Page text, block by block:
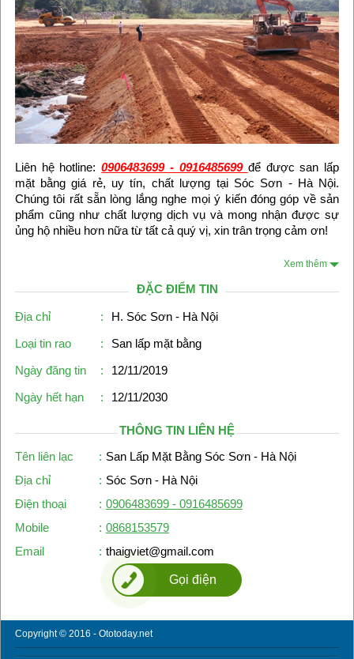
Liên hệ hotline:0906483699 - 0916485699 để được san lấp
mặt bằng giá rẻ, uy tín, chất lượng tại Sóc Sơn - Hà Nội.
Chúng tôi rất sẵn lòng lắng nghe mọi ý kiến đóng góp về sản
phẩm cũng như chất lượng dịch vụ và mong nhận được sự
ủng hộ nhiều hơn nữa từ tất cả quý vị, xin trân trọng cảm ơn!
Xem thêm
ĐẶC ĐIỂM TIN
Địa chỉ :
H. Sóc Sơn - Hà Nội
Loại tin rao
:
San lấp mặt bằng
Ngày đăng tin
:
12/11/2019
Ngày hết hạn
: 12/11/2030
THÔNG TIN LIÊN HỆ
Tên liên lạc
: San Lấp Mặt Bằng Sóc Sơn - Hà Nội
Địa chỉ
: Sóc Sơn - Hà Nội
Điện thoại
: 0906483699 - 0916485699
Mobile
: 0868153579
Email
: thaigviet@gmail.com
Gọi điện
Copyright © 2016 - Ototoday.net